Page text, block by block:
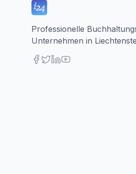
Professionelle
Unternehmen in